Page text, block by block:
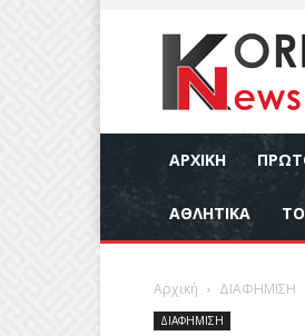
ΑΡΧΙΚΉ
ΑΘΛΗΤΙΚΆ
Αρχική ΔΙΑΦΗΜΙΣΗ
ΔΙΑΦΗΜΙΣΗ